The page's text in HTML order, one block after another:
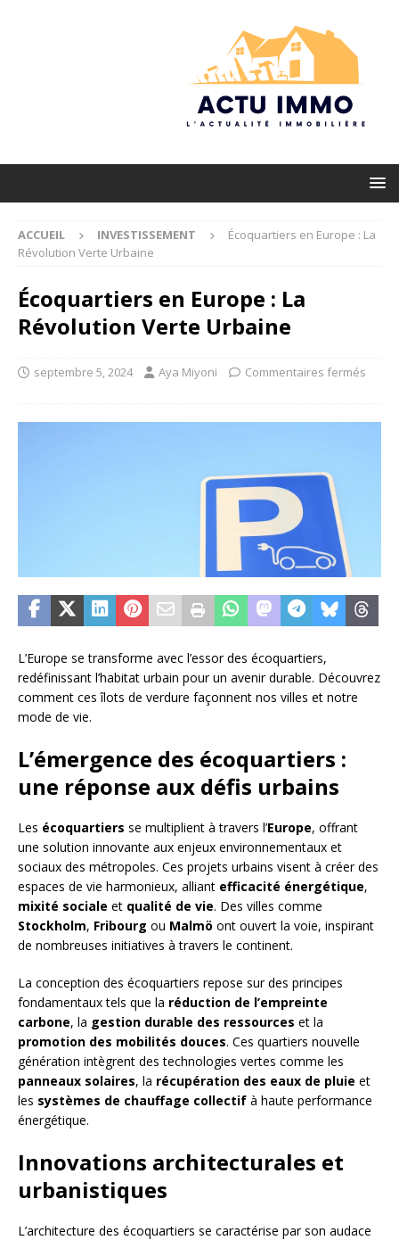
ACCUEIL INVESTISSEMENT
Écoquartiers en Europe : La
Révolution Verte Urbaine
Écoquartiers en Europe : La
Révolution Verte Urbaine
septembre 5, 2024 Aya Miyoni Commentaires fermés
L’Europe se transforme avec l’essor des écoquartiers,
redéfinissant l’habitat urbain pour un avenir durable. Découvrez
comment ces îlots de verdure façonnent nos villes et notre
mode de vie.
L’émergence des écoquartiers :
une réponse aux défis urbains
Les écoquartiers se multiplient à travers l’Europe, offrant
une solution innovante aux enjeux environnementaux et
sociaux des métropoles. Ces projets urbains visent à créer des
espaces de vie harmonieux, alliant efficacité énergétique,
mixité sociale et qualité de vie. Des villes comme
Stockholm, Fribourg ou Malmö ont ouvert la voie, inspirant
de nombreuses initiatives à travers le continent.
La conception des écoquartiers repose sur des principes
fondamentaux tels que la réduction de l’empreinte
carbone, la gestion durable des ressources et la
promotion des mobilités douces. Ces quartiers nouvelle
génération intègrent des technologies vertes comme les
panneaux solaires, la récupération des eaux de pluie et
les systèmes de chauffage collectif à haute performance
énergétique.
Innovations architecturales et
urbanistiques
L’architecture des écoquartiers se caractérise par son audace